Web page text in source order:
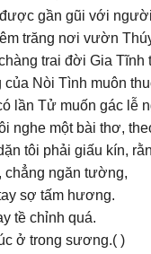
gần gũi với
trăng nơi vườn
trai đời Gia Tĩnh
của Nòi Tình muôn
lần Tử muốn gác lễ
nghe một bài thơ,
tôi phải giấu kín,
chẳng ngăn tường,
sợ tấm hương.
tề chỉnh quá.
ở trong sương.( )